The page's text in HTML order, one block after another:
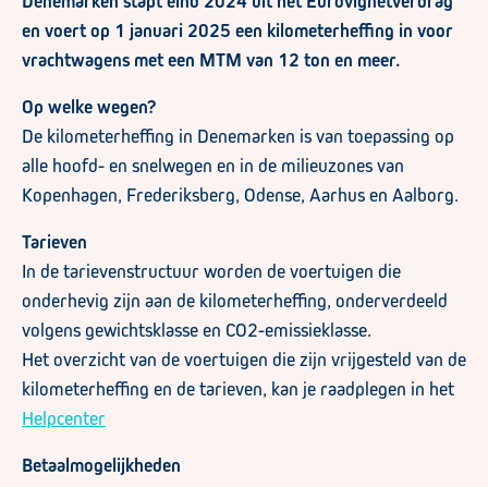
en voert op 1 januari 2025 een kilometerheffing in voor
vrachtwagens met een MTM van 12 ton en meer.
Op welke wegen?
De kilometerheffing in Denemarken is van toepassing op
alle hoofd- en snelwegen en in de milieuzones van
Kopenhagen, Frederiksberg, Odense, Aarhus en Aalborg.
Tarieven
In de tarievenstructuur worden de voertuigen die
onderhevig zijn aan de kilometerheffing, onderverdeeld
volgens gewichtsklasse en CO2-emissieklasse.
Het overzicht van de voertuigen die zijn vrijgesteld van de
kilometerheffing en de tarieven, kan je raadplegen in het
Helpcenter
Betaalmogelijkheden